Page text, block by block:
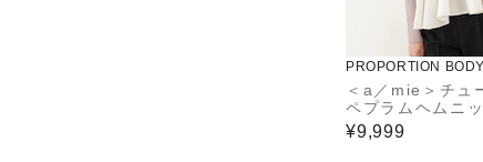
PROPORTION
NG
＜a／mie＞チュ
ペプラムヘムニッ
¥9,999